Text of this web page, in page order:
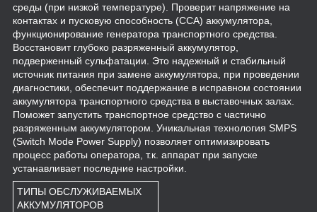
среды (при низкой температуре). Проверит напряжение на
контактах и пусковую способность (ССА) аккумулятора,
функционирование генератора транспортного средства.
Восстановит глубоко разряженный аккумулятор,
подверженный сульфатации. Это надежный и стабильный
источник питания при замене аккумулятора, при проведении
диагностики, обеспечит поддержание в исправном состоянии
аккумулятора транспортного средства в выставочных залах.
Поможет запустить транспортное средство с частично
разряженным аккумулятором. Уникальная технология SMPS
(Switch Mode Power Supply) позволяет оптимизировать
процесс работы оператора, т.к. аппарат при запуске
устанавливает последние настройки.
ТИПЫ ОБСЛУЖИВАЕМЫХ
АККУМУЛЯТОРОВ